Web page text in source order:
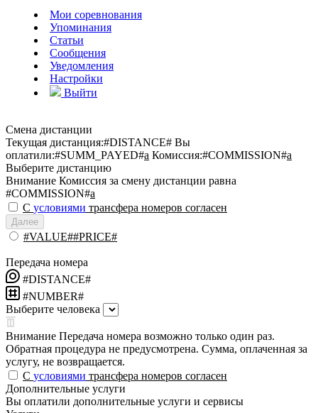
Мои соревнования
Упоминания
Статьи
Сообщения
Уведомления
Настройки
Выйти
Смена дистанции
Текущая дистанция:#DISTANCE# Вы
оплатили:#SUMM_PAYED#a Комиссия:#COMMISSION#a
Выберите дистанцию
Внимание Комиссия за смену дистанции равна
#COMMISSION#a
С условиями трансфера номеров согласен
Далее
#VALUE##PRICE#
Передача номера
#DISTANCE#
#NUMBER#
Выберите человека
Внимание Передача номера возможно только один раз.
Обратная процедура не предусмотрена. Сумма, оплаченная за
услугу, не возвращается.
С условиями трансфера номеров согласен
Дополнительные услуги
Вы оплатили дополнительные услуги и сервисы